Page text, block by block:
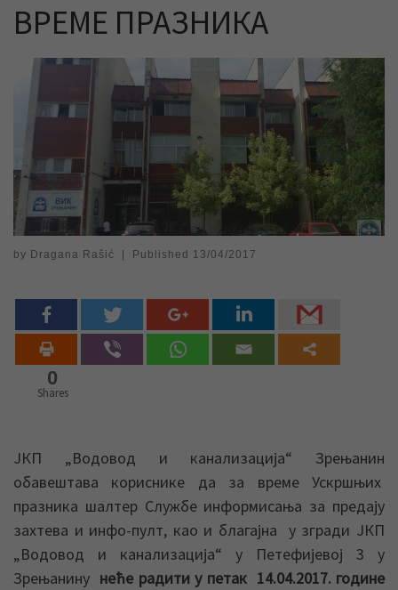
ВРЕМЕ ПРАЗНИКА
by Dragana Rašić Published 13/04/2017
0
Shares
ЈКП „Водовод и канализација“ Зрењанин
обавештава кориснике да за време Ускршњих
празника шалтер Службе информисања за предају
захтева и инфо-пулт, као и благајна у згради ЈКП
„Водовод и канализација“ у Петефијевој 3 у
Зрењанину неће радити у петак 14.04.2017. године